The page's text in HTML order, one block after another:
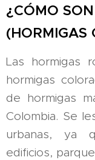
¿CÓMO
(HORMIGAS
Las hormigas
hormigas
de hormigas
Colombia. Se
urbanas, ya
edificios,